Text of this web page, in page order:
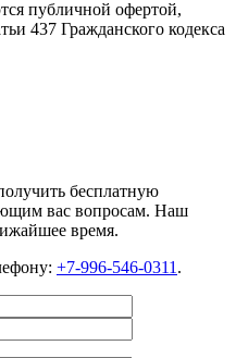
публичной офертой,
437 Гражданского кодекса
бесплатную
вас вопросам. Наш
время.
+7-996-546-0311 .